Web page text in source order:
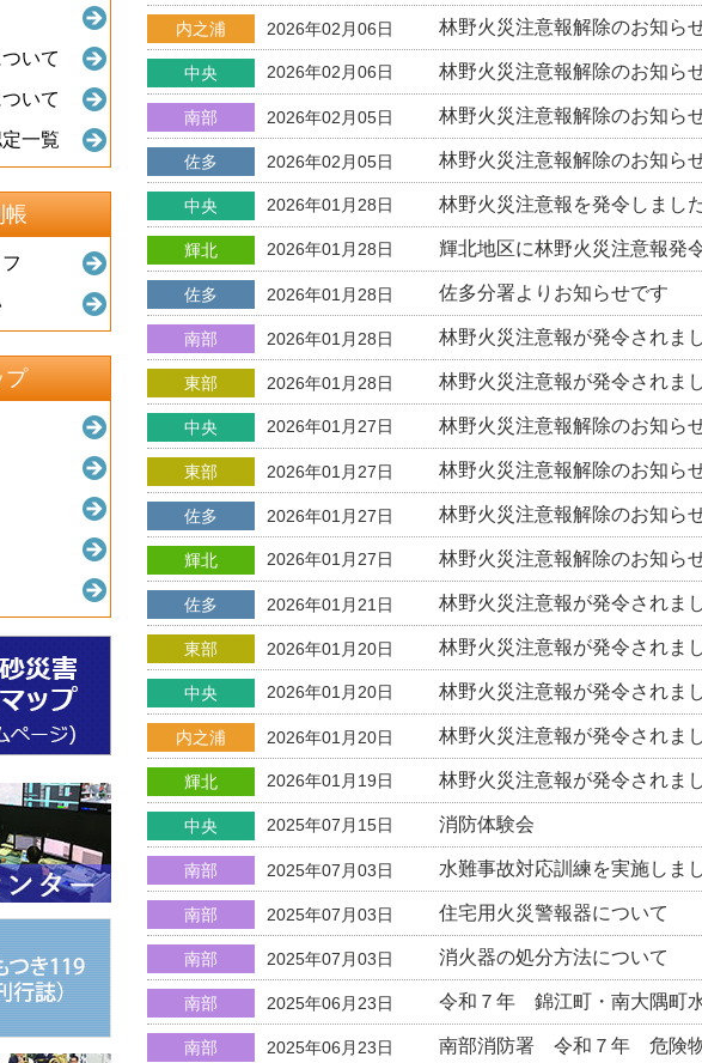
内之浦 2026年02月06日 林野火災注意報解除のお知ら
中央 2026年02月06日 林野火災注意報解除のお知ら
南部 2026年02月05日 林野火災注意報解除のお知ら
佐多 2026年02月05日 林野火災注意報解除のお知ら
中央 2026年01月28日 林野火災注意報を発令しました
輝北 2026年01月28日 輝北地区に林野火災注意報発
佐多 2026年01月28日 佐多分署よりお知らせです
南部 2026年01月28日 林野火災注意報が発令されまし
東部 2026年01月28日 林野火災注意報が発令されまし
中央 2026年01月27日 林野火災注意報解除のお知ら
東部 2026年01月27日 林野火災注意報解除のお知ら
佐多 2026年01月27日 林野火災注意報解除のお知ら
輝北 2026年01月27日 林野火災注意報解除のお知ら
佐多 2026年01月21日 林野火災注意報が発令されまし
東部 2026年01月20日 林野火災注意報が発令されまし
中央 2026年01月20日 林野火災注意報が発令されまし
内之浦 2026年01月20日 林野火災注意報が発令されまし
輝北 2026年01月19日 林野火災注意報が発令されまし
中央 2025年07月15日 消防体験会
南部 2025年07月03日 水難事故対応訓練を実施しまし
南部 2025年07月03日 住宅用火災警報器について
南部 2025年07月03日 消火器の処分方法について
南部 2025年06月23日 令和７年 錦江町・南大隅町
南部 2025年06月23日 南部消防署 令和７年 危険
いて
いて
一覧
帳
プ